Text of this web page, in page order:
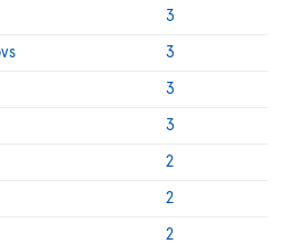
3
3
3
3
2
2
2